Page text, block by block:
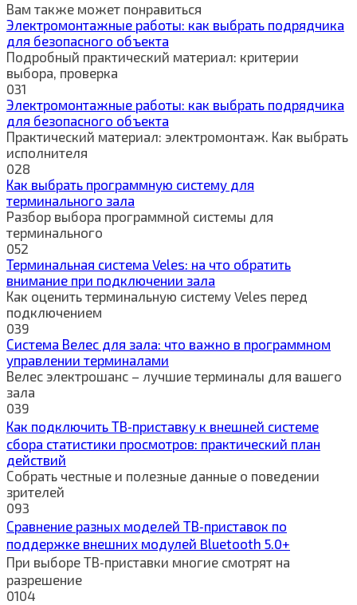
Вам также может понравиться
Электромонтажные работы: как выбрать подрядчика
для безопасного объекта
Подробный практический материал: критерии
выбора, проверка
031
Электромонтажные работы: как выбрать подрядчика
для безопасного объекта
Практический материал: электромонтаж. Как выбрать
исполнителя
028
Как выбрать программную систему для
терминального зала
Разбор выбора программной системы для
терминального
052
Терминальная система Veles: на что обратить
внимание при подключении зала
Как оценить терминальную систему Veles перед
подключением
039
Система Велес для зала: что важно в программном
управлении терминалами
Велес электрошанс – лучшие терминалы для вашего
зала
039
Как подключить ТВ‑приставку к внешней системе
сбора статистики просмотров: практический план
действий
Собрать честные и полезные данные о поведении
зрителей
093
Сравнение разных моделей ТВ‑приставок по
поддержке внешних модулей Bluetooth 5.0+
При выборе ТВ‑приставки многие смотрят на
разрешение
0104